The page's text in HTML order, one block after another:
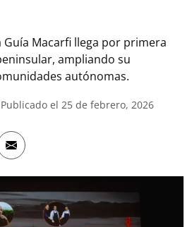
Guía Macarfi llega por primera
ampliando su
autónomas.
Publicado el 25 de febrero, 2026